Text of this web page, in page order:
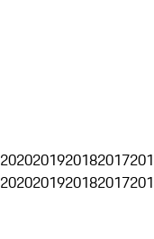
2020201920182017
2020201920182017